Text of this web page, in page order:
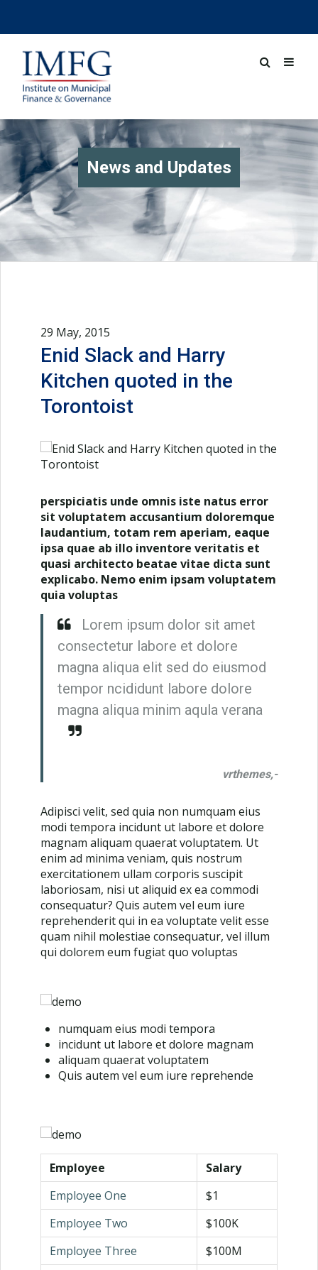
News and Updates
29 May, 2015
Enid Slack and Harry
Kitchen quoted in the
Torontoist
perspiciatis unde omnis iste natus error
sit voluptatem accusantium doloremque
laudantium, totam rem aperiam, eaque
ipsa quae ab illo inventore veritatis et
quasi architecto beatae vitae dicta sunt
explicabo. Nemo enim ipsam voluptatem
quia voluptas
Lorem ipsum dolor sit amet
consectetur labore et dolore
magna aliqua elit sed do eiusmod
tempor ncididunt labore dolore
magna aliqua minim aqula verana
vrthemes,-
Adipisci velit, sed quia non numquam eius
modi tempora incidunt ut labore et dolore
magnam aliquam quaerat voluptatem. Ut
enim ad minima veniam, quis nostrum
exercitationem ullam corporis suscipit
laboriosam, nisi ut aliquid ex ea commodi
consequatur? Quis autem vel eum iure
reprehenderit qui in ea voluptate velit esse
quam nihil molestiae consequatur, vel illum
qui dolorem eum fugiat quo voluptas
numquam eius modi tempora
incidunt ut labore et dolore magnam
aliquam quaerat voluptatem
Quis autem vel eum iure reprehende
Employee
Salary
Employee One
$1
Employee Two
$100K
Employee Three
$100M